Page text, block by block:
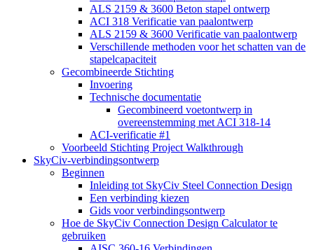
ALS 2159 & 3600 Beton stapel ontwerp
ACI 318 Verificatie van paalontwerp
ALS 2159 & 3600 Verificatie van paalontwerp
Verschillende methoden voor het schatten van de
stapelcapaciteit
Gecombineerde Stichting
Invoering
Technische documentatie
Gecombineerd voetontwerp in
overeenstemming met ACI 318-14
ACI-verificatie #1
Voorbeeld Stichting Project Walkthrough
SkyCiv-verbindingsontwerp
Beginnen
Inleiding tot SkyCiv Steel Connection Design
Een verbinding kiezen
Gids voor verbindingsontwerp
Hoe de SkyCiv Connection Design Calculator te
gebruiken